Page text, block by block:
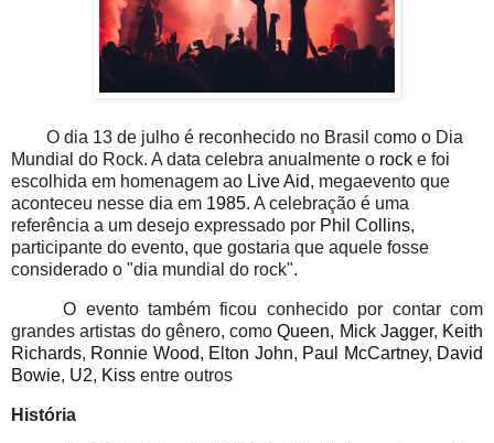
O dia 13 de julho é reconhecido no Brasil como o Dia
Mundial do Rock. A data celebra anualmente o rock e foi
escolhida em homenagem ao Live Aid, megaevento que
aconteceu nesse dia em 1985. A celebração é uma
referência a um desejo expressado por Phil Collins,
participante do evento, que gostaria que aquele fosse
considerado o "dia mundial do rock".
O evento também ficou conhecido por contar com
grandes artistas do gênero, comoQueen, Mick Jagger, Keith
Richards, Ronnie Wood, Elton John, Paul McCartney, David
Bowie, U2, Kiss entre outros
História